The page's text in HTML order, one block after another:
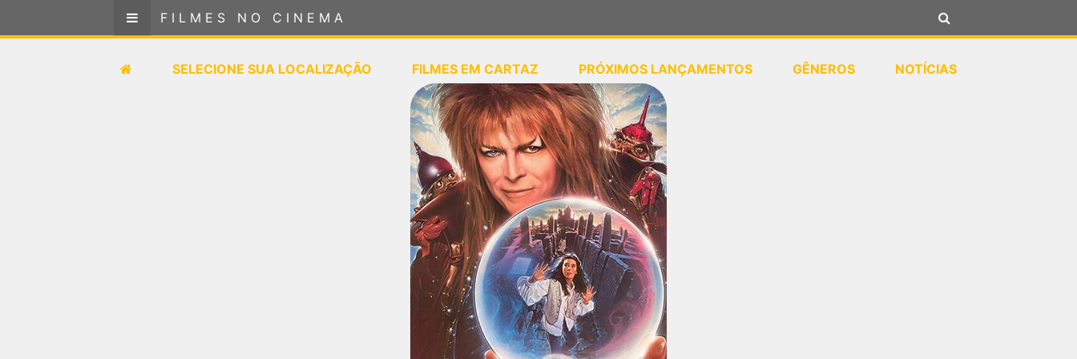
FILMES NO CINEMA
ou selecione sua localização
SELECIONE SUA LOCALIZAÇÃO FILMES EM CARTAZ PRÓXIMOS LANÇAMENTOS GÊNEROS NOTÍCIAS
FILMES NO CINEMA
SELECIONE SUA LOCALIZAÇÃO